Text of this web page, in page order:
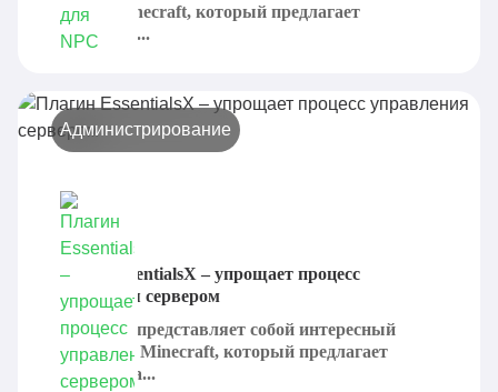
сервера Minecraft, который предлагает
установить...
Администрирование
Плагин EssentialsX – упрощает процесс
управления сервером
EssentialsX представляет собой интересный
плагин для Minecraft, который предлагает
добавить на...